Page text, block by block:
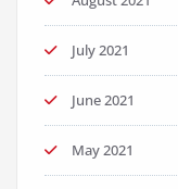
July 2021
June 2021
May 2021